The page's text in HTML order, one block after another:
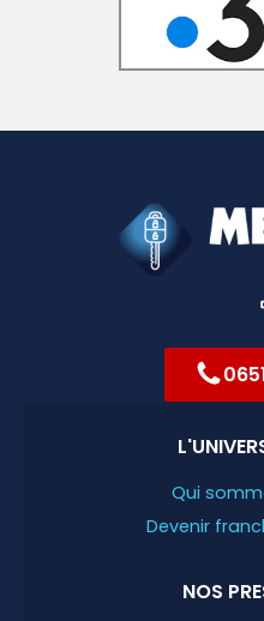
Qui
Devenir
NOS